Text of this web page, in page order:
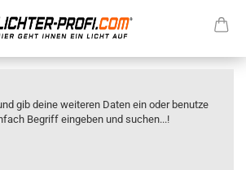
gib deine weiteren Daten ein oder benutze
Begriff eingeben und suchen...!